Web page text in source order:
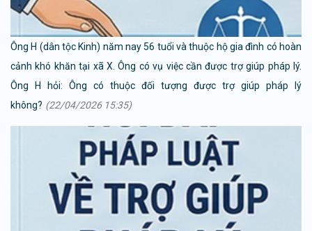
Ông H (dân tộc Kinh) năm nay 56 tuổi và thuộc hộ gia đình có hoàn
cảnh khó khăn tại xã X. Ông có vụ việc cần được trợ giúp pháp lý.
Ông H hỏi: Ông có thuộc đối tượng được trợ giúp pháp lý
không? (22/04/2026 15:35)